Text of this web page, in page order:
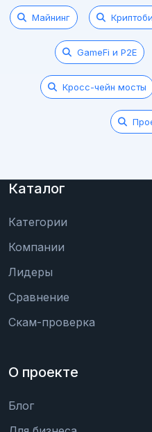
Майнинг
GameFi и P2E
Кросс-чейн мосты
Каталог
Категории
Компании
Лидеры
Сравнение
Скам-проверка
О проекте
Блог